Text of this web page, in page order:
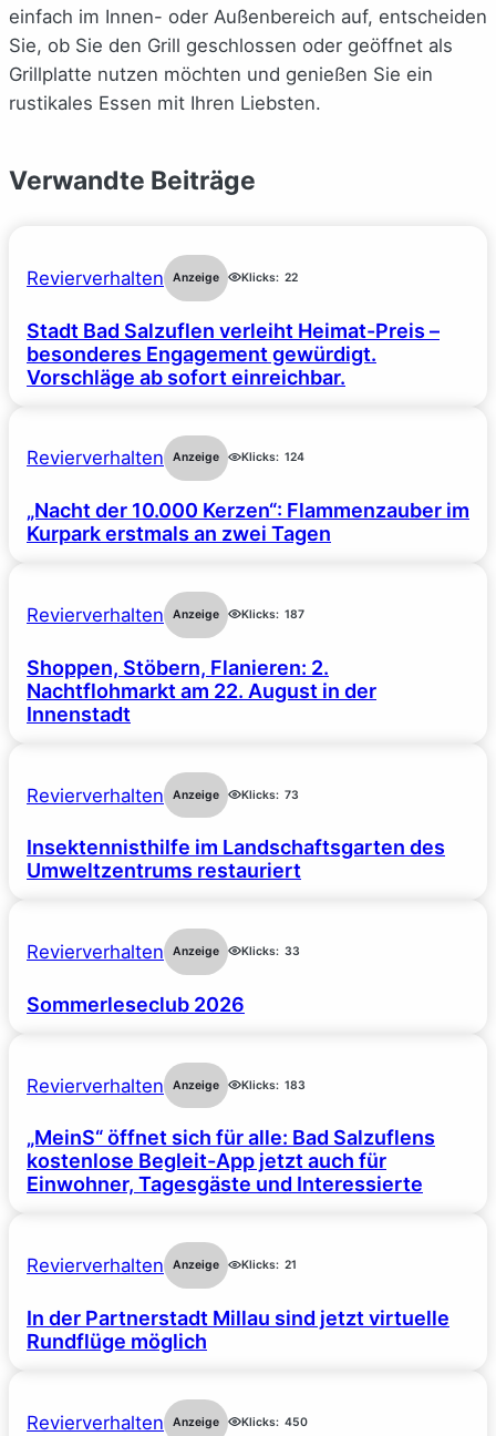
einfach im Innen- oder Außenbereich auf, entscheiden
Sie, ob Sie den Grill geschlossen oder geöffnet als
Grillplatte nutzen möchten und genießen Sie ein
rustikales Essen mit Ihren Liebsten.
Verwandte Beiträge
Revierverhalten Anzeige Klicks: 22
Stadt Bad Salzuflen verleiht Heimat-Preis –
besonderes Engagement gewürdigt.
Vorschläge ab sofort einreichbar.
Revierverhalten Anzeige Klicks: 124
„Nacht der 10.000 Kerzen“: Flammenzauber im
Kurpark erstmals an zwei Tagen
Revierverhalten Anzeige Klicks: 187
Shoppen, Stöbern, Flanieren: 2.
Nachtflohmarkt am 22. August in der
Innenstadt
Revierverhalten Anzeige Klicks: 73
Insektennisthilfe im Landschaftsgarten des
Umweltzentrums restauriert
Revierverhalten Anzeige Klicks: 33
Sommerleseclub 2026
Revierverhalten Anzeige Klicks: 183
„MeinS“ öffnet sich für alle: Bad Salzuflens
kostenlose Begleit-App jetzt auch für
Einwohner, Tagesgäste und Interessierte
Revierverhalten Anzeige Klicks: 21
In der Partnerstadt Millau sind jetzt virtuelle
Rundflüge möglich
Revierverhalten Anzeige Klicks: 450